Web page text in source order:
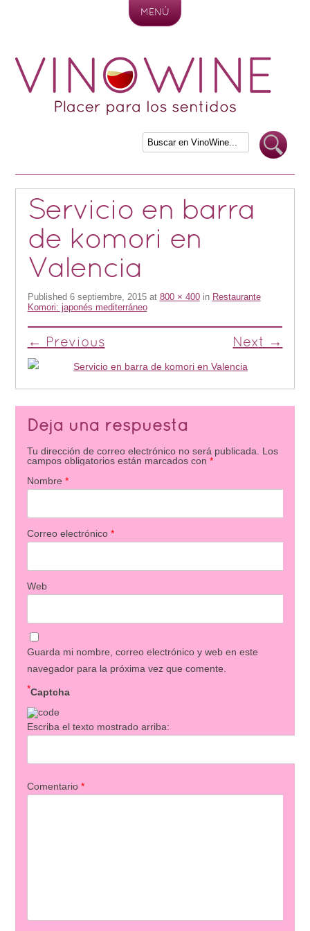
MENÚ
Servicio en barra
de komori en
Valencia
Published 6 septiembre, 2015at 800 × 400in Restaurante
Komori: japonés mediterráneo
← Previous Next →
Deja una respuesta
Tu dirección de correo electrónico no será publicada. Los
campos obligatorios están marcados con *
Nombre *
Correo electrónico *
Web
Guarda mi nombre, correo electrónico y web en este
navegador para la próxima vez que comente.
Captcha
*
Escriba el texto mostrado arriba:
Comentario *